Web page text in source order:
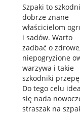
Szpaki to
dobrze znane
właścicielom
i sadów. Warto
zadbać o
niepogryzione
warzywa i takie
szkodniki
Do tego celu
się nada
straszak na